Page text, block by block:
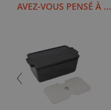
AVEZ-VOUS PENSÉ À ...